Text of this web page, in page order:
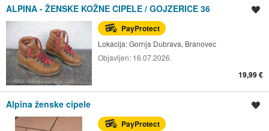
ALPINA - ŽENSKE KOŽNE CIPELE / GOJZERICE 36
PayProtect
Lokacija:Gornja Dubrava, Branovec
Objavljen: 16.07.2026.
19,99 €
Alpina ženske cipele
PayProtect